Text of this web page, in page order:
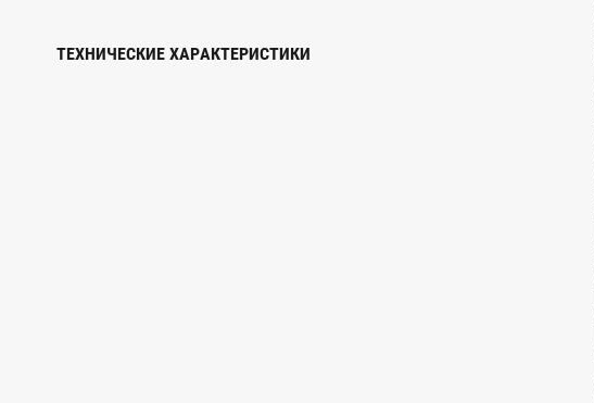
ТЕХНИЧЕСКИЕ ХАРАКТЕРИСТИКИ